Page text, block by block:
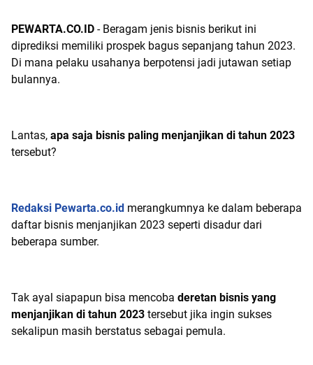
PEWARTA.CO.ID - Beragam jenis bisnis berikut ini
diprediksi memiliki prospek bagus sepanjang tahun 2023.
Di mana pelaku usahanya berpotensi jadi jutawan setiap
bulannya.
Lantas, apa saja bisnis paling menjanjikan di tahun 2023
tersebut?
Redaksi Pewarta.co.id merangkumnya ke dalam beberapa
daftar bisnis menjanjikan 2023 seperti disadur dari
beberapa sumber.
Tak ayal siapapun bisa mencoba deretan bisnis yang
menjanjikan di tahun 2023 tersebut jika ingin sukses
sekalipun masih berstatus sebagai pemula.